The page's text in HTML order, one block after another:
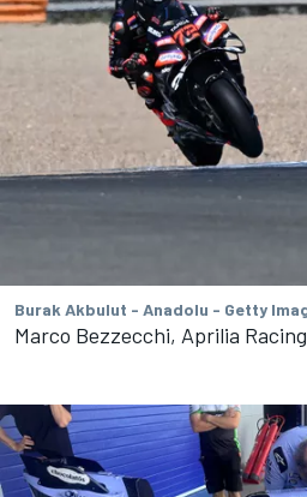
Burak Akbulut - Anadolu - Getty
Marco Bezzecchi, Aprilia Racing